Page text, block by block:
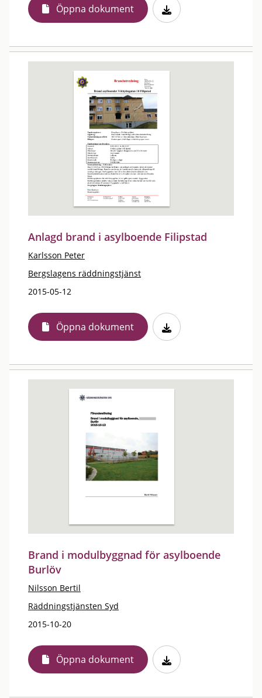
Öppna dokument
Anlagd brand i asylboende Filipstad
Karlsson Peter
Bergslagens räddningstjänst
2015-05-12
Öppna dokument
Brand i modulbyggnad för asylboende
Burlöv
Nilsson Bertil
Räddningstjänsten Syd
2015-10-20
Öppna dokument